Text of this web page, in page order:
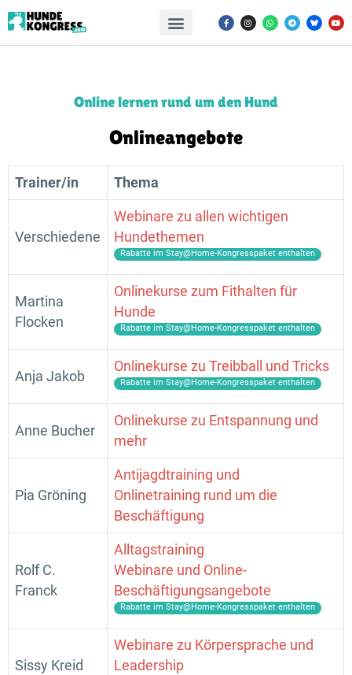
Online lernen rund um den Hund
Onlineangebote
Trainer/in Thema
Verschiedene
Webinare zu allen wichtigen
Hundethemen
Rabatte im Stay@Home-Kongresspaket enthalten
Martina
Flocken
Onlinekurse zum Fithalten für
Hunde
Rabatte im Stay@Home-Kongresspaket enthalten
Anja Jakob
Onlinekurse zu Treibball und Tricks
Rabatte im Stay@Home-Kongresspaket enthalten
Anne Bucher
Onlinekurse zu Entspannung und
mehr
Pia Gröning
Antijagdtraining und
Onlinetraining rund um die
Beschäftigung
Rolf C.
Franck
Alltagstraining
Webinare und Online-
Beschäftigungsangebote
Rabatte im Stay@Home-Kongresspaket enthalten
Sissy Kreid
Webinare zu Körpersprache und
Leadership